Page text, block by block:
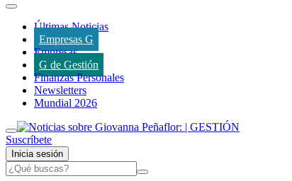
Últimas Noticias
Empresas G
Empresas
G de Gestión
Finanzas Personales
Newsletters
Mundial 2026
Suscríbete
Inicia sesión